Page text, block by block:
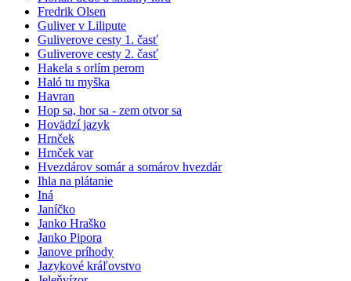
Fredrik Olsen
Guliver v Lilipute
Guliverove cesty 1. časť
Guliverove cesty 2. časť
Hakela s orlím perom
Haló tu myška
Havran
Hop sa, hor sa - zem otvor sa
Hovädzí jazyk
Hrnček
Hrnček var
Hvezdárov somár a somárov hvezdár
Ihla na plátanie
Iná
Janíčko
Janko Hraško
Janko Pipora
Janove príhody
Jazykové kráľovstvo